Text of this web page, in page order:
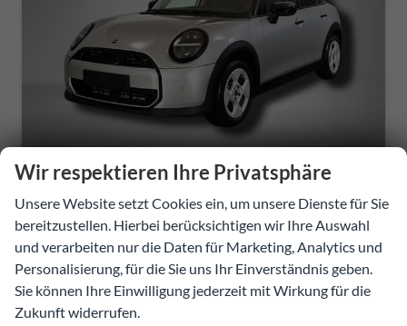
MINI Cooper
C Essential Trim 1.5 7-Gang Steptronic
unverbindliche Lieferzeit:06.11.2026 Gebrauchtwagen
253171
Automatik
Benzin
Melting Silver
115 kW (156 PS)
Wir respektieren Ihre Privatsphäre
Unsere Website setzt Cookies ein, um unsere Dienste für Sie
bereitzustellen. Hierbei berücksichtigen wir Ihre Auswahl
und verarbeiten nur die Daten für Marketing, Analytics und
Personalisierung, für die Sie uns Ihr Einverständnis geben.
Sie können Ihre Einwilligung jederzeit mit Wirkung für die
Zukunft widerrufen.